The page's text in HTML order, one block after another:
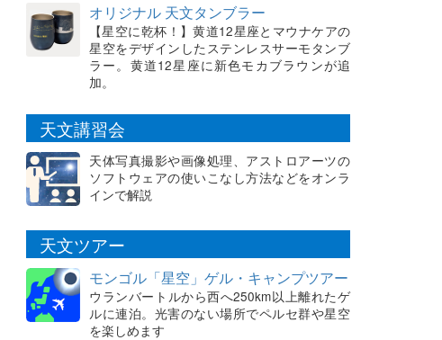
オリジナル 天文タンブラー
【星空に乾杯！】黄道12星座とマウナケアの
星空をデザインしたステンレスサーモタンブ
ラー。黄道12星座に新色モカブラウンが追
加。
天文講習会
天体写真撮影や画像処理、アストロアーツの
ソフトウェアの使いこなし方法などをオンラ
インで解説
天文ツアー
モンゴル「星空」ゲル・キャンプツアー
ウランバートルから西へ250km以上離れたゲ
ルに連泊。光害のない場所でペルセ群や星空
を楽しめます